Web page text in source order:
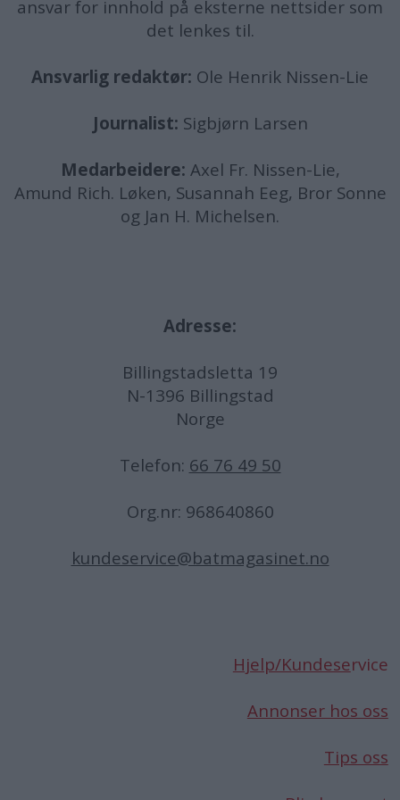
ansvar for innhold på eksterne nettsider som
det lenkes til.
Ansvarlig redaktør: Ole Henrik Nissen-Lie
Journalist: Sigbjørn Larsen
Medarbeidere: Axel Fr. Nissen-Lie,
Amund Rich. Løken, Susannah Eeg, Bror Sonne
og Jan H. Michelsen.
Adresse:
Billingstadsletta 19
N-1396 Billingstad
Norge
Telefon: 66 76 49 50
Org.nr: 968640860
kundeservice@batmagasinet.no
Hjelp/Kundeservice
Annonser hos oss
Tips oss